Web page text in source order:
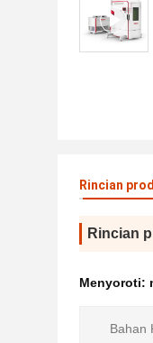
Rincian
Rincian
Menyoroti:
Bahan